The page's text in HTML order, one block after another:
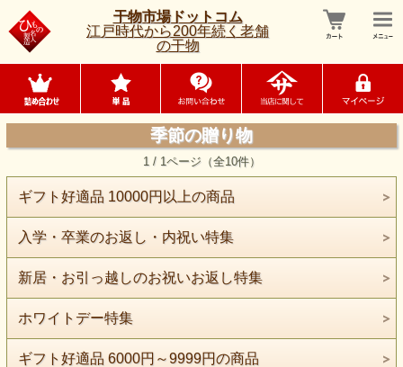
干物市場ドットコム
江戸時代から200年続く老舗
の干物
季節の贈り物
1 / 1ページ（全10件）
ギフト好適品 10000円以上の商品
入学・卒業のお返し・内祝い特集
新居・お引っ越しのお祝いお返し特集
ホワイトデー特集
ギフト好適品 6000円～9999円の商品